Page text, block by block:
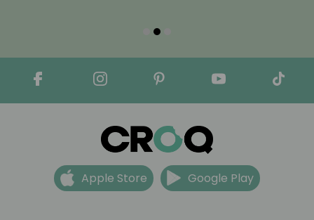
Apple Store Google Play